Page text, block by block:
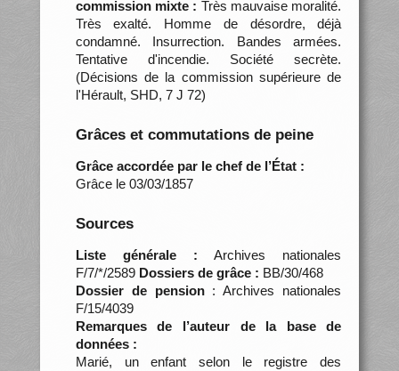
commission mixte : Très mauvaise moralité.
Très exalté. Homme de désordre, déjà
condamné. Insurrection. Bandes armées.
Tentative d'incendie. Société secrète.
(Décisions de la commission supérieure de
l'Hérault, SHD, 7 J 72)
Grâces et commutations de peine
Grâce accordée par le chef de l’État :
Grâce le 03/03/1857
Sources
Liste générale : Archives nationales
F/7/*/2589 Dossiers de grâce : BB/30/468
Dossier de pension: Archives nationales
F/15/4039
Remarques de l’auteur de la base de
données :
Marié, un enfant selon le registre des